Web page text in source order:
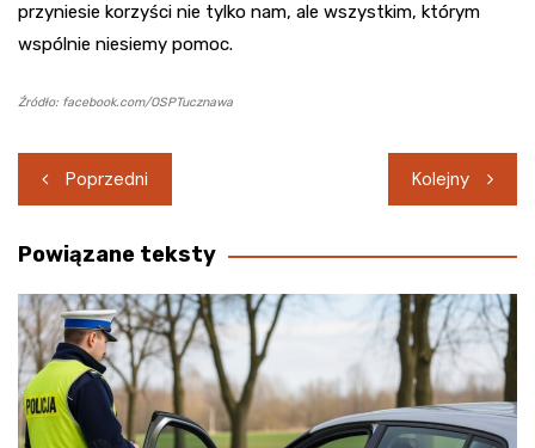
przyniesie korzyści nie tylko nam, ale wszystkim, którym
wspólnie niesiemy pomoc.
Źródło: facebook.com/OSPTucznawa
Nawigacja
wpisu
Poprzedni Kolejny
Powiązane teksty